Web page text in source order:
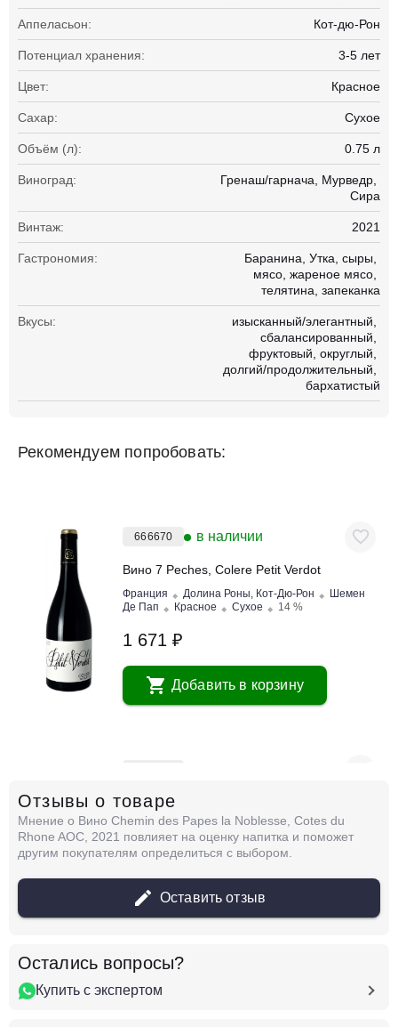
Аппеласьон: Кот-дю-Рон
Потенциал хранения: 3-5 лет
Цвет: Красное
Сахар: Сухое
Объём (л): 0.75 л
Виноград: Гренаш/гарнача
Мурведр
Сира
Винтаж: 2021
Гастрономия: Баранина Утка сыры
мясо жареное мясо
телятина запеканка
Вкусы:
изысканный/элегантный
сбалансированный
фруктовый округлый
долгий/продолжительный
бархатистый
Рекомендуем попробовать:
666670 в наличии
Вино 7 Peches, Colere Petit Verdot
Франция Долина Роны, Кот-Дю-Рон
Шемен
Де Пап
Красное Сухое 14 %
1 671 ₽
Добавить в корзину
Вино 7 Peches, Luxure Syrah
Франция Долина Роны, Кот-Дю-Рон
Шемен
Де Пап
Красное Сухое 14 %
Добавить в корзину
Отзывы о товаре
Оставить отзыв
Мнение о Вино Chemin des Papes la Noblesse, Cotes du
Rhone AOC, 2021 повлияет на оценку напитка и поможет
другим покупателям определиться с выбором.
Остались вопросы?
Купить с экспертом